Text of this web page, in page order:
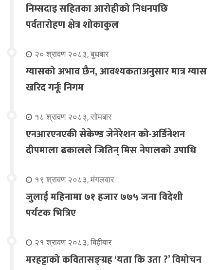
निम्सदाइ सहितका आरोहीको निधनपछि
पर्वतारोहण क्षेत्र शोकाकुल
२० श्रावण २०८३, बुधबार
ग्यासको अभाव छैन, आवश्यकताअनुसार मात्र ग्यास
खरिद गर्नूः निगम
१८ श्रावण २०८३, सोमबार
एनआरएनएकी सेकेण्ड जेनेरेशन को-अर्डिनेशन
दीपमाला ढकालले जितिन् मिस नेपालको उपाधि
१९ श्रावण २०८३, मंगलवार
जुलाई महिनामा ७१ हजार ७७५ जना विदेशी
पर्यटक भित्रिए
२१ श्रावण २०८३, बिहीबार
मरहट्टाको कवितासङ्ग्रह ‘यता कि उता ?’ विमोचन